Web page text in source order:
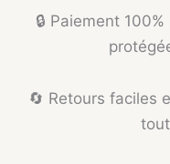
🔒 Paiement
🔄 Retours faciles